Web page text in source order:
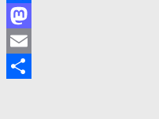
Facebook
Mastodon
Email